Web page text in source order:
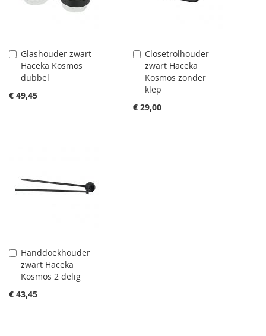
Glashouder zwart
Haceka Kosmos
dubbel
€ 49,45
Aan
winkelwagen
toevoegen
Closetrolhouder
zwart Haceka
Kosmos zonder
klep
€ 29,00
Aan
winkelwagen
toevoegen
Handdoekhouder
zwart Haceka
Kosmos 2 delig
€ 43,45
Aan
winkelwagen
toevoegen